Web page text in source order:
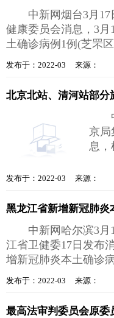
中新网烟台3月17
健康委员会消息，3月
土确诊病例1例(芝罘
发布于：2022-03 来源：
北京北站、清河站部分
中
京局
息，
车停
发布于：2022-03 来源：
黑龙江省新增新冠肺炎
中新网哈尔滨3月
江省卫健委17日发布
增新冠肺炎本土确诊
发布于：2022-03 来源：
最高法审判委员会原